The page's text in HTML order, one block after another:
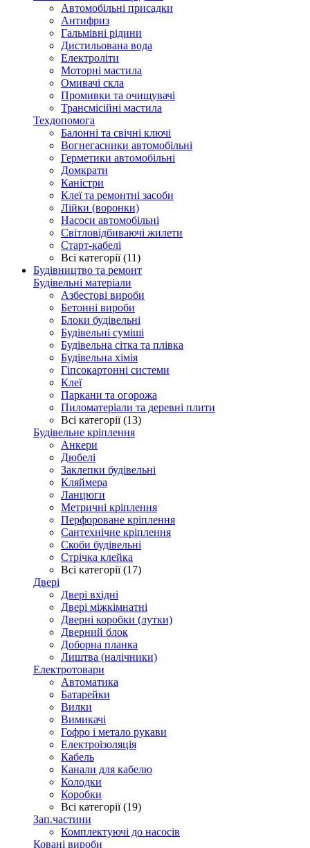
Автомобільні присадки
Антифриз
Гальмівні рідини
Дистильована вода
Електроліти
Моторні мастила
Омивачі скла
Промивки та очищувачі
Трансмісійні мастила
Техдопомога
Балонні та свічні ключі
Вогнегасники автомобільні
Герметики автомобільні
Домкрати
Каністри
Клеї та ремонтні засоби
Лійки (воронки)
Насоси автомобільні
Світловідбиваючі жилети
Старт-кабелі
Всі категорії (11)
Будівництво та ремонт
Будівельні матеріали
Азбестові вироби
Бетонні вироби
Блоки будівельні
Будівельні суміші
Будівельна сітка та плівка
Будівельна хімія
Гіпсокартонні системи
Клеї
Паркани та огорожа
Пиломатеріали та деревні плити
Всі категорії (13)
Будівельне кріплення
Анкери
Дюбелі
Заклепки будівельні
Кляймера
Ланцюги
Метричні кріплення
Перфороване кріплення
Сантехнічне кріплення
Скоби будівельні
Стрічка клейка
Всі категорії (17)
Двері
Двері вхідні
Двері міжкімнатні
Дверні коробки (лутки)
Дверний блок
Доборна планка
Лиштва (налічники)
Електротовари
Автоматика
Батарейки
Вилки
Вимикачі
Гофро і метало рукави
Електроізоляція
Кабель
Канали для кабелю
Колодки
Коробки
Всі категорії (19)
Зап.частини
Комплектуючі до насосів
Ковані вироби